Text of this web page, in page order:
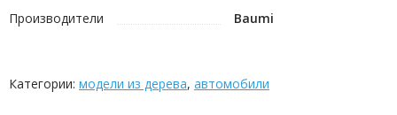
Производители Baumi
Категории: модели из дерева, автомобили